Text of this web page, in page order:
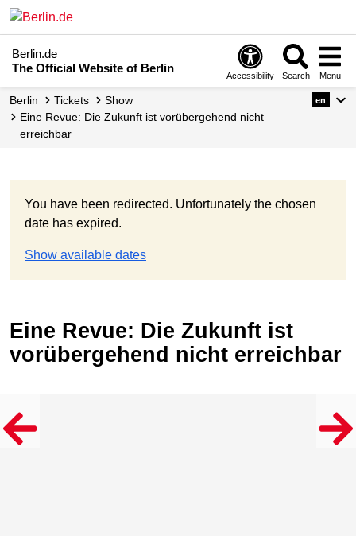
Berlin.de
The Official Website of Berlin
Accessibility Search Menu
Berlin Tickets
Show
Eine Revue: Die Zukunft ist vorübergehend nicht
erreichbar
en
You have been redirected. Unfortunately the chosen
date has expired.
Show available dates
Eine Revue: Die Zukunft ist
vorübergehend nicht erreichbar